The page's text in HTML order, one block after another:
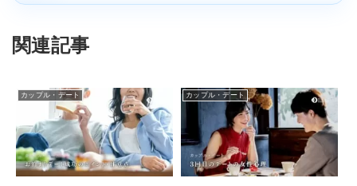
関連記事
カップル・デート カップル・デート